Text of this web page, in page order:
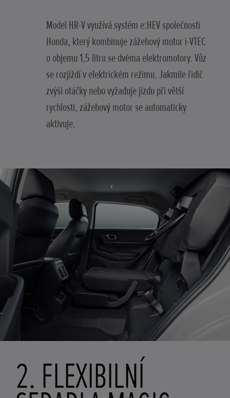
Model HR-V využívá systém e:HEV společnosti
Honda, který kombinuje zážehový motor i-VTEC
o objemu 1,5 litru se dvěma elektromotory. Vůz
se rozjíždí v elektrickém režimu. Jakmile řidič
zvýší otáčky nebo vyžaduje jízdu při větší
rychlosti, zážehový motor se automaticky
aktivuje.
2. FLEXIBILNÍ